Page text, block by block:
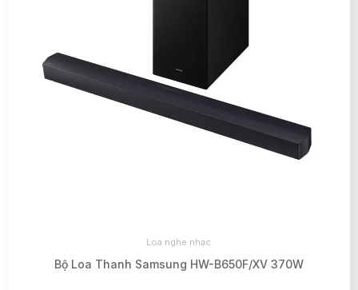
Loa nghe nhạc
Bộ Loa Thanh Samsung HW-B650F/XV 370W